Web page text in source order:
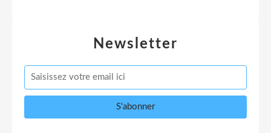
Newsletter